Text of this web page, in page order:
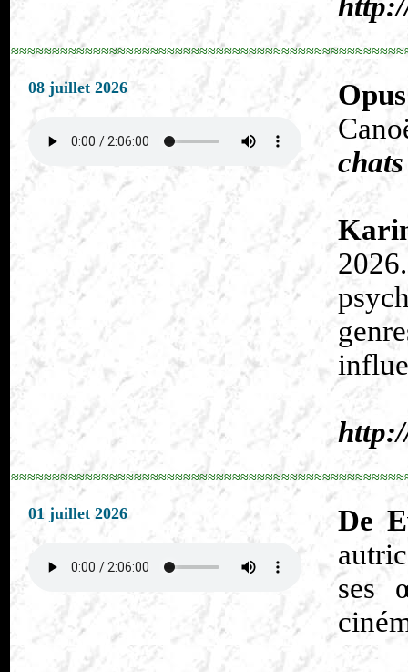
08 juillet 2026
chats
01 juillet 2026
De
ses